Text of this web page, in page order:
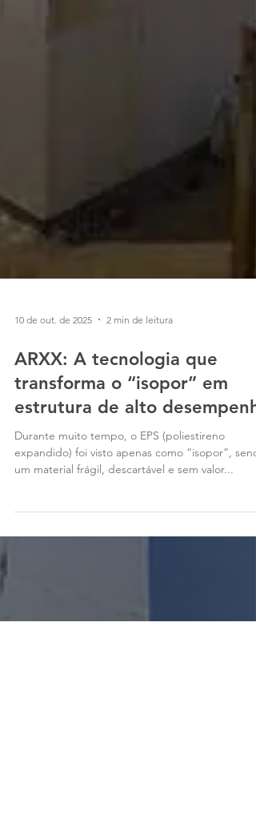
10 de out. de 2025 2 min de leitura
ARXX: A tecnologia que
transforma o “isopor” em
estrutura de alto
Durante muito tempo, o EPS (poliestireno
um material frágil, descartável e sem valor...